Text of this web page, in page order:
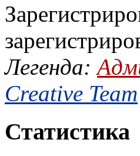
Легенда:
Creative Team
Статистика